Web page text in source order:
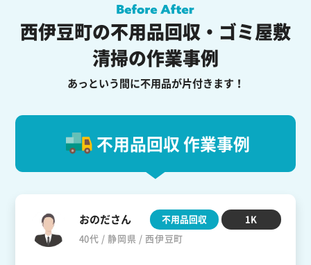
西伊豆町の不用品回収・ゴミ屋敷
清掃の作業事例
あっという間に不用品が片付きます！
不用品回収 作業事例
おのださん
40代 / 静岡県 / 西伊豆町
不用品回収 1K